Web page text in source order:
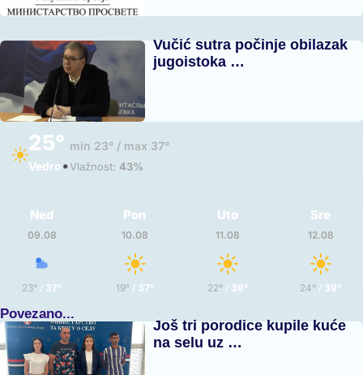
Vučić sutra počinje obilazak
jugoistoka …
25° min 23° / max 37°
Vedro•Vlažnost: 43%
Ned
09.08
23° / 37°
Pon
10.08
19°/ 37°
Uto
11.08
22°/ 39°
Sre
12.08
24°/ 39°
Povezano...
Još tri porodice kupile kuće
na selu uz …